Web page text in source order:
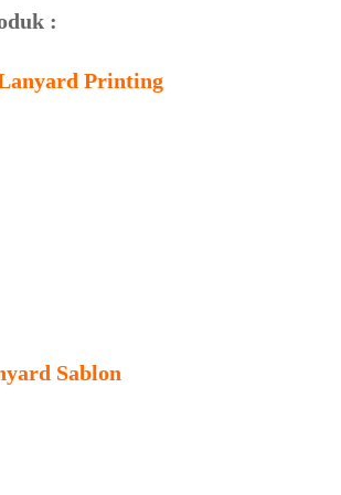
:
Printing
Sablon